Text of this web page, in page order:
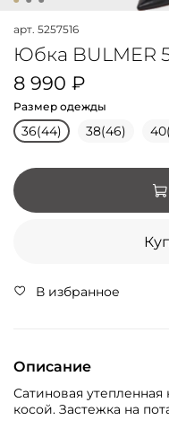
арт. 5257516
Юбка BULMER
8 990 ₽
Размер одежды
36(44) 38(46)
В избранное
Описание
Сатиновая
косой. Застежка на